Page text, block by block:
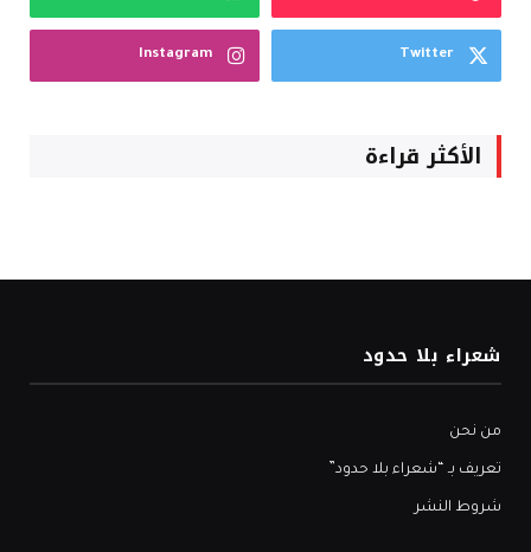
Twitter
Instagram
الأكثر قراءة
شعراء بلا حدود
من نحن
تعريف بـ “شعراء بلا حدود”
شروط النشر